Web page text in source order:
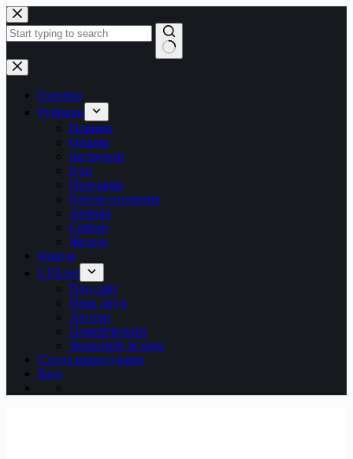
Перейти
до
вмісту
Немає
результатів
Головна
Рубрики
Новини
Обзори
Інструкції
Ігри
Програми
Робоче оточення
Android
Сервер
Железо
Форум
LTB.net
Про сайт
Наші друзі
Автори
Пожертвувати
Зворотній зв’язок
Статті користувачів
Вхід